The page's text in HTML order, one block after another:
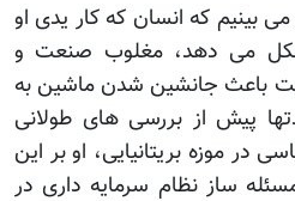
بینیم که انسان که کار یدی او
شکل می دهد، مغلوب صنعت و
باعث جانشین شدن ماشین به
پیش از بررسی های طولانی
در موزه بریتانیایی، او بر این
ساز نظام سرمایه داری در